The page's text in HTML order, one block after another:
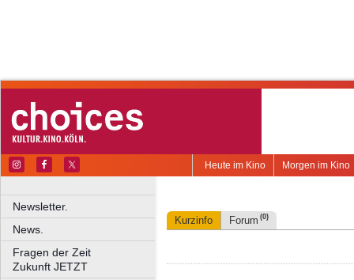
Morgen im Kino
Heute im Kino
Newsletter.
News.
Fragen der Zeit
Zukunft JETZT
Kurzinfo Forum (0)